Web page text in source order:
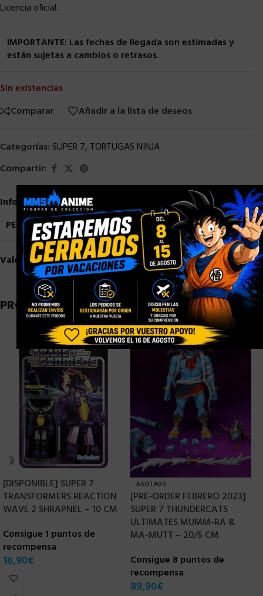
Licencia oficial.
IMPORTANTE: Las fechas de llegada son estimadas y
están sujetas a cambios o retrasos.
Sin existencias
Comparar
Añadir a la lista de deseos
Categorías: SUPER 7, TORTUGAS NINJA
Compartir:
Información adicional
PESO
0,6 kg
Valoraciones (0)
PRODUCTOS RELACIONADOS
[DISPONIBLE] SUPER 7
TRANSFORMERS REACTION
WAVE 2 SHRAPNEL – 10 CM
Consigue 1 puntos de
recompensa
16,90€
AGOTADO
[PRE-ORDER FEBRERO 2023]
SUPER 7 THUNDERCATS
ULTIMATES MUMM-RA &
MA-MUTT – 20/5 CM
Consigue 8 puntos de
recompensa
89,90€
×